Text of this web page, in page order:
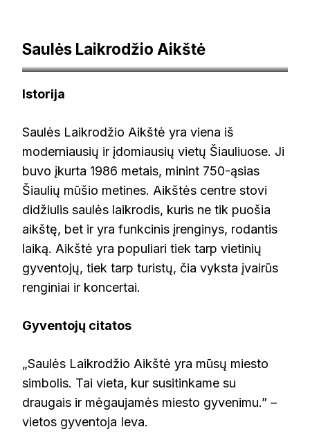
Saulės Laikrodžio Aikštė
Autorius Karolisliugas – Mano darbas, CC BY-SA 4.0,
https://commons.wikimedia.org/w/index.php?
Istorija
Saulės Laikrodžio Aikštė yra viena iš
moderniausių ir įdomiausių vietų Šiauliuose. Ji
buvo įkurta 1986 metais, minint 750-ąsias
Šiaulių mūšio metines. Aikštės centre stovi
didžiulis saulės laikrodis, kuris ne tik puošia
aikštę, bet ir yra funkcinis įrenginys, rodantis
laiką. Aikštė yra populiari tiek tarp vietinių
gyventojų, tiek tarp turistų, čia vyksta įvairūs
renginiai ir koncertai.
Gyventojų citatos
„Saulės Laikrodžio Aikštė yra mūsų miesto
simbolis. Tai vieta, kur susitinkame su
draugais ir mėgaujamės miesto gyvenimu.” –
vietos gyventoja Ieva.